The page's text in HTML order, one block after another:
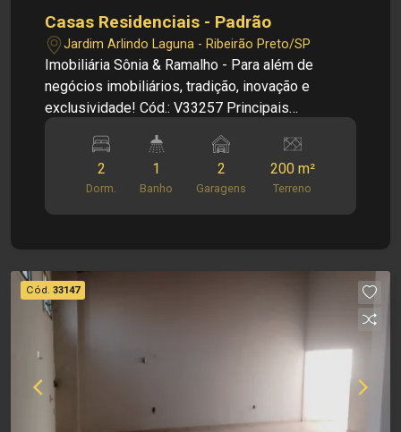
Casas Residenciais - Padrão
Jardim Arlindo Laguna - Ribeirão Preto/SP
Imobiliária Sônia & Ramalho - Para além de
negócios imobiliários, tradição, inovação e
exclusividade! Cód.: V33257 Principais
2 dormitórios - Cozinha - Área de serviço - 2
vagas de garagem Dimensões: - 200,00 m² área
terreno - 44,41 m² área construída Investimento
de Venda: R$ 280.000,00 Obs.: a imobiliária se
seus imóveis, sem aviso prévio.
2
Dorm.
1
Banho
2
Garagens
200 m²
Terreno
Cód. 33147